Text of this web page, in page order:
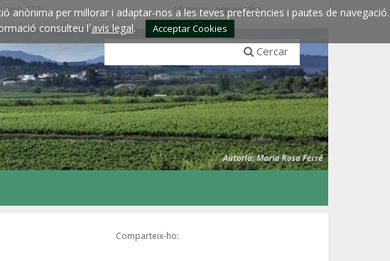
anònima per millorar i adaptar-nos a les teves preferències i pautes de navegació.
consulteu l´avis legal. Acceptar Cookies
CTRL- Idiomes:esp engfra
Cercar
Comparteix-ho: